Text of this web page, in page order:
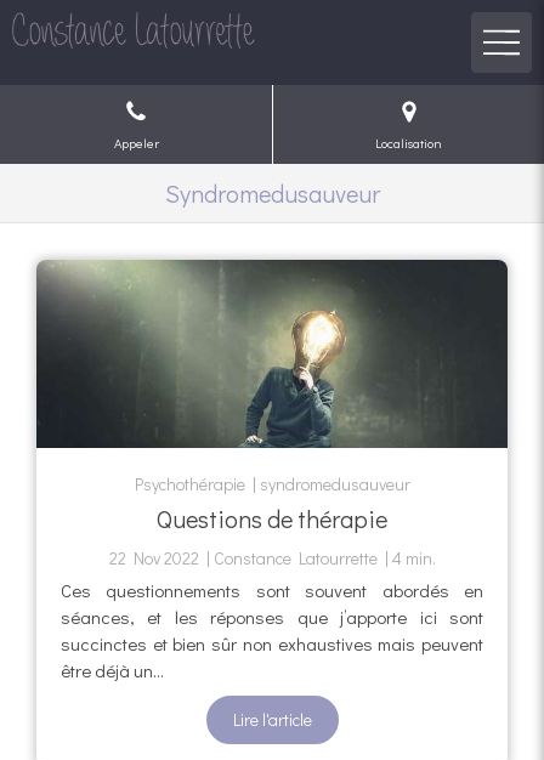
Appeler Localisation
Syndromedusauveur
Psychothérapie syndromedusauveur
Questions de thérapie
22 Nov 2022 Constance Latourrette 4 min.
Ces questionnements sont souvent abordés en
séances, et les réponses que j’apporte ici sont
succinctes et bien sûr non exhaustives mais peuvent
être déjà un...
Lire l'article